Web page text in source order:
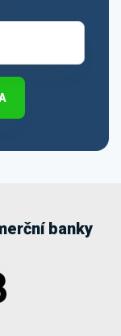
banky